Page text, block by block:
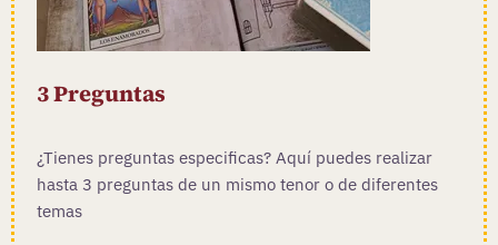
3 Preguntas
¿Tienes preguntas especificas? Aquí puedes realizar
hasta 3 preguntas de un mismo tenor o de diferentes
temas